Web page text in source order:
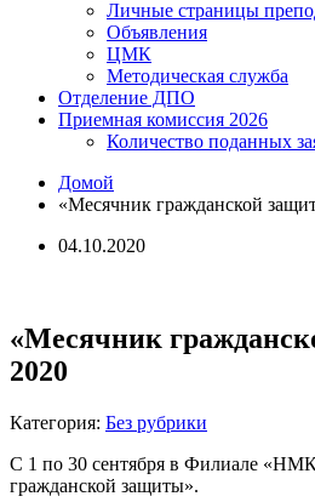
Личные страницы
Объявления
ЦМК
Методическая служба
Отделение ДПО
Приемная комиссия 2026
Количество поданных
Домой
«Месячник гражданской
04.10.2020
«Месячник
2020
Категория: Без рубрики
С 1 по 30 сентября в Филиале
гражданской защиты».